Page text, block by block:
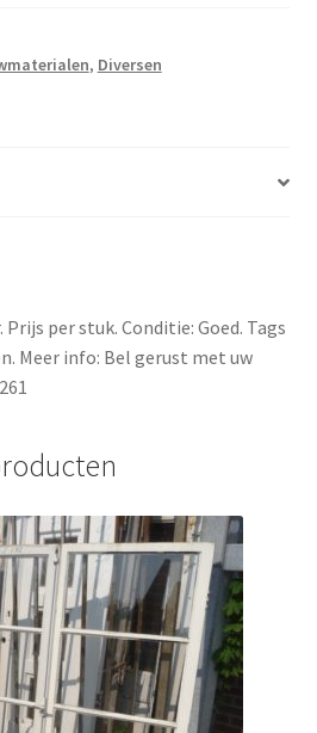
, Diversen
per stuk. Conditie: Goed. Tags
Meer info: Bel gerust met uw